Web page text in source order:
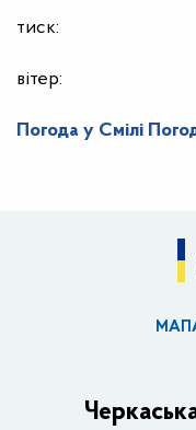
тиск:
вітер:
Погода у Смілі